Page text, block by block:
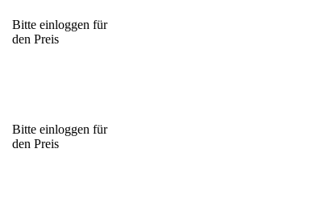
Bitte einloggen für
den Preis
Bitte einloggen für
den Preis